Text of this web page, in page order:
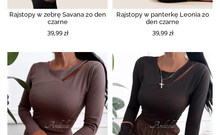
Rajstopy w zebrę Savana 20 den
czarne
39,99 zł
Rajstopy w panterkę Leonia 20
den czarne
39,99 zł